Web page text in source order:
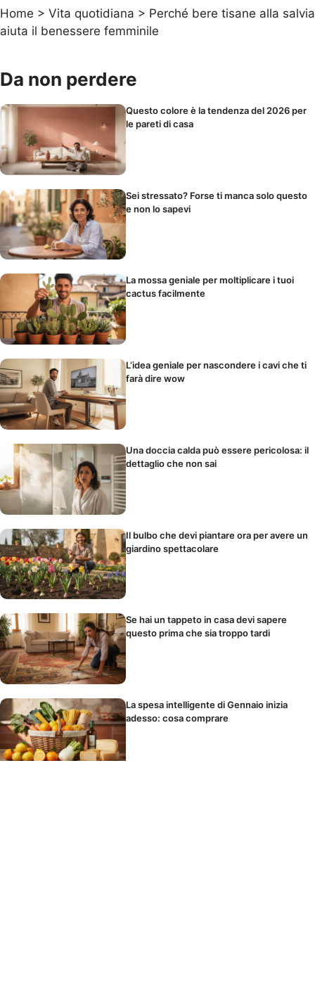
Home > Vita quotidiana > Perché bere tisane alla salvia
aiuta il benessere femminile
Da non perdere
Questo colore è la tendenza del 2026 per
le pareti di casa
Sei stressato? Forse ti manca solo questo
e non lo sapevi
La mossa geniale per moltiplicare i tuoi
cactus facilmente
L’idea geniale per nascondere i cavi che ti
farà dire wow
Una doccia calda può essere pericolosa: il
dettaglio che non sai
Il bulbo che devi piantare ora per avere un
giardino spettacolare
Se hai un tappeto in casa devi sapere
questo prima che sia troppo tardi
La spesa intelligente di Gennaio inizia
adesso: cosa comprare